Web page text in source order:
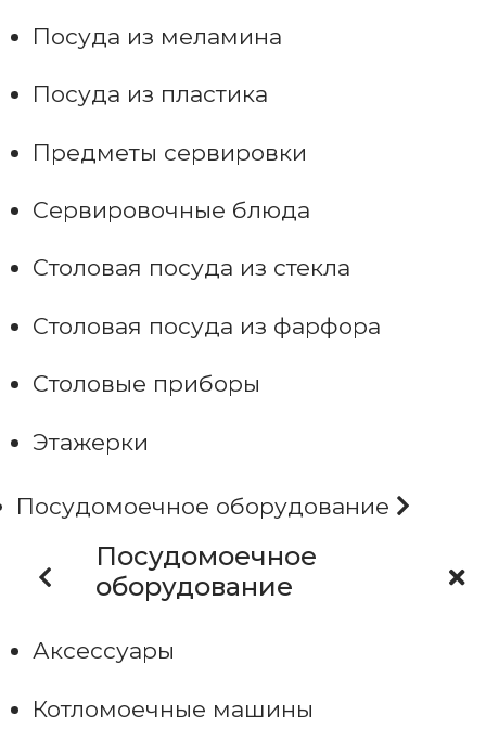
Посуда из меламина
Посуда из пластика
Предметы сервировки
Сервировочные блюда
Столовая посуда из стекла
Столовая посуда из фарфора
Столовые приборы
Этажерки
Посудомоечное оборудование
Посудомоечное
оборудование
Аксессуары
Котломоечные машины